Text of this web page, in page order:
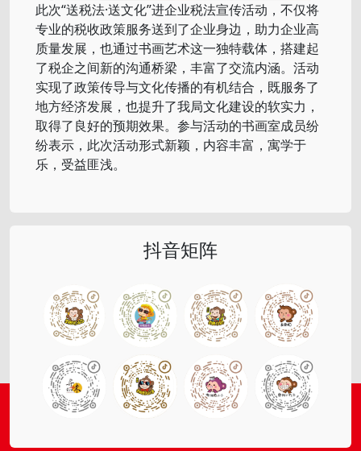
此次“送税法·送文化”进企业税法宣传活动，不仅将
专业的税收政策服务送到了企业身边，助力企业高
质量发展，也通过书画艺术这一独特载体，搭建起
了税企之间新的沟通桥梁，丰富了交流内涵。活动
实现了政策传导与文化传播的有机结合，既服务了
地方经济发展，也提升了我局文化建设的软实力，
取得了良好的预期效果。参与活动的书画室成员纷
纷表示，此次活动形式新颖，内容丰富，寓学于
乐，受益匪浅。
抖音矩阵